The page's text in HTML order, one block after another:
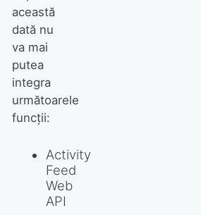
această
dată nu
va mai
putea
integra
următoarele
funcții:
Activity
Feed
Web
API